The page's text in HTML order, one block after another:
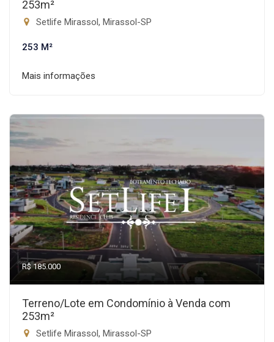
253m²
Setlife Mirassol, Mirassol-SP
253 M²
Mais informações
R$ 185.000
Terreno/Lote em Condomínio à Venda com
253m²
Setlife Mirassol, Mirassol-SP